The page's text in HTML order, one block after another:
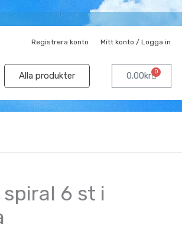
Registrera konto Mitt konto / Logga in
Alla produkter 0.00kr 0
Varukorg
6 st i